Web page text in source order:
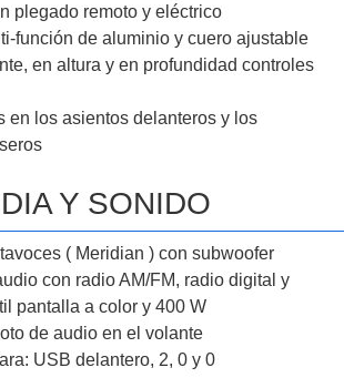
plegado remoto y eléctrico
función de aluminio y cuero ajustable
en altura y en profundidad controles
en los asientos delanteros y los
Y SONIDO
( Meridian ) con subwoofer
con radio AM/FM, radio digital y
pantalla a color y 400 W
de audio en el volante
USB delantero, 2, 0 y 0